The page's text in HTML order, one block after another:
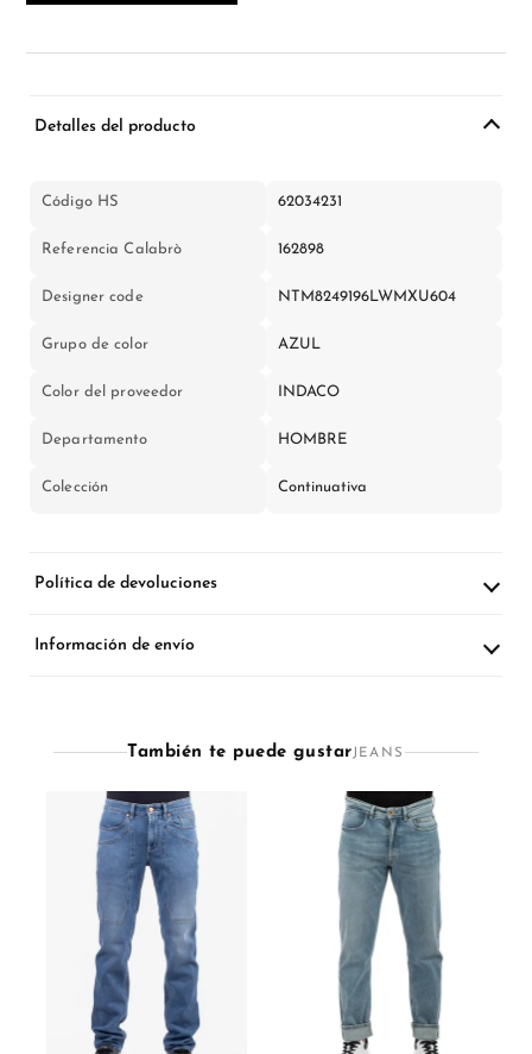
Detalles del producto
Código HS 62034231
Referencia Calabrò 162898
Designer code NTM8249196LWMXU604
Grupo de color AZUL
Color del proveedor INDACO
Departamento HOMBRE
Colección Continuativa
Política de devoluciones
Información de envío
También te puede gustarJEANS